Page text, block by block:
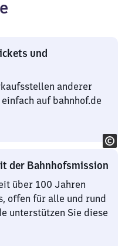
und
anderer
auf bahnhof.de
der Bahnhofsmission
über 100 Jahren
offen für alle und rund
unterstützen Sie diese